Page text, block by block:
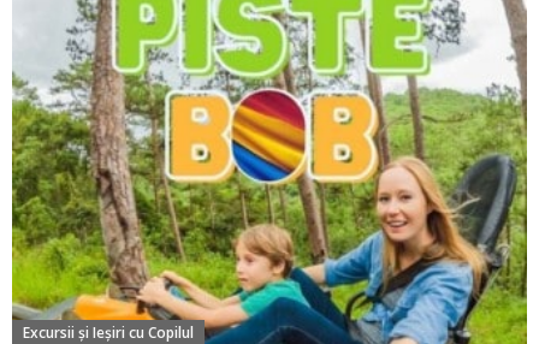
Excursii şi Ieşiri cu Copilul